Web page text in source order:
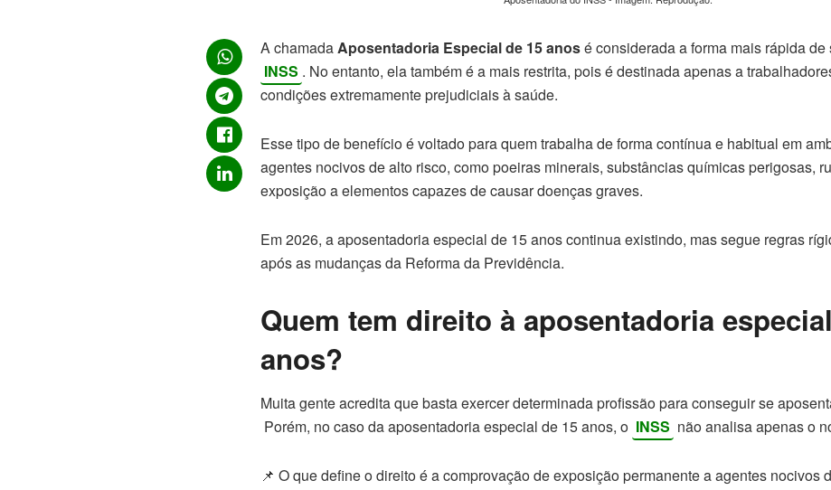
A chamadaAposentadoria Especial de 15 anosé considerada a forma mais rápida
INSS . No entanto, ela também é a mais restrita, pois é destinada apenas a
condições extremamente prejudiciais à saúde.
Esse tipo de benefício é voltado para quem trabalha de forma contínua e habitual em
agentes nocivos de alto risco, como poeiras minerais, substâncias químicas perigosas,
exposição a elementos capazes de causar doenças graves.
Em 2026, a aposentadoria especial de 15 anos continua existindo, mas segue regras
após as mudanças da Reforma da Previdência.
Quem tem direito à aposentadoria
anos?
Muita gente acredita que basta exercer determinada profissão para conseguir se
Porém, no caso da aposentadoria especial de 15 anos, o INSS não analisa apenas o
📌 O que define o direito é a comprovação de exposição permanente a agentes nocivos